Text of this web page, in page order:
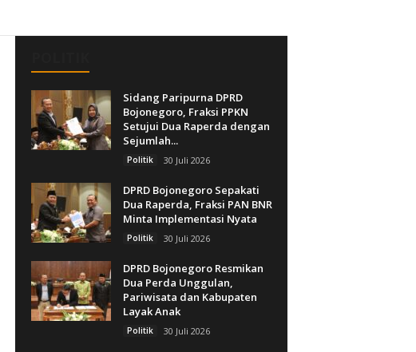
Sidang Paripurna DPRD
Bojonegoro, Fraksi PPKN
Setujui Dua Raperda dengan
Sejumlah...
Politik 30 Juli 2026
DPRD Bojonegoro Sepakati
Dua Raperda, Fraksi PAN BNR
Minta Implementasi Nyata
Politik 30 Juli 2026
DPRD Bojonegoro Resmikan
Dua Perda Unggulan,
Pariwisata dan Kabupaten
Layak Anak
Politik 30 Juli 2026